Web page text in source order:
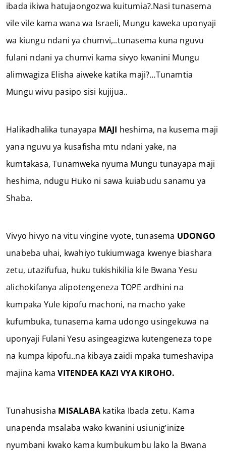
ibada ikiwa hatujaongozwa kuitumia?.Nasi tunasema
vile vile kama wana wa Israeli, Mungu kaweka uponyaji
wa kiungu ndani ya chumvi,..tunasema kuna nguvu
fulani ndani ya chumvi kama sivyo kwanini Mungu
alimwagiza Elisha aiweke katika maji?…Tunamtia
Mungu wivu pasipo sisi kujijua..
Halikadhalika tunayapa MAJI heshima, na kusema maji
yana nguvu ya kusafisha mtu ndani yake, na
kumtakasa, Tunamweka nyuma Mungu tunayapa maji
heshima, ndugu Huko ni sawa kuiabudu sanamu ya
Shaba.
Vivyo hivyo na vitu vingine vyote, tunasema UDONGO
unabeba uhai, kwahiyo tukiumwaga kwenye biashara
zetu, utazifufua, huku tukishikilia kile Bwana Yesu
alichokifanya alipotengeneza TOPE ardhini na
kumpaka Yule kipofu machoni, na macho yake
kufumbuka, tunasema kama udongo usingekuwa na
uponyaji Fulani Yesu asingeagizwa kutengeneza tope
na kumpa kipofu..na kibaya zaidi mpaka tumeshavipa
majina kamaVITENDEA KAZI VYA KIROHO.
Tunahusisha MISALABA katika Ibada zetu. Kama
unapenda msalaba wako kwanini usiunig’inize
nyumbani kwako kama kumbukumbu lako la Bwana